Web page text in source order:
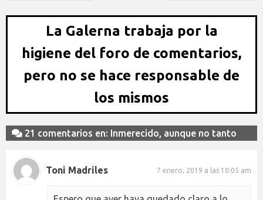
La Galerna trabaja por la
higiene del foro de comentarios,
pero no se hace responsable de
los mismos
21 comentarios en: Inmerecido, aunque no tanto
Toni Madriles 7 enero, 2019 a las 10:05 am